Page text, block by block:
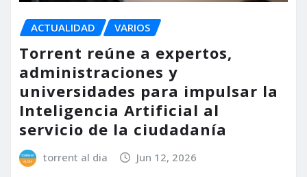
ACTUALIDAD VARIOS
Torrent reúne a expertos,
administraciones y
universidades para impulsar la
Inteligencia Artificial al
servicio de la ciudadanía
torrent al dia Jun 12, 2026